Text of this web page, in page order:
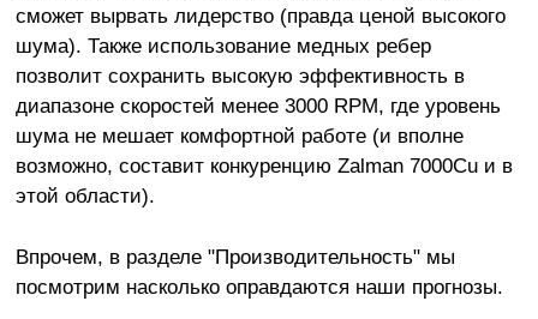
сможет вырвать лидерство (правда ценой высокого
шума). Также использование медных ребер
позволит сохранить высокую эффективность в
диапазоне скоростей менее 3000 RPM, где уровень
шума не мешает комфортной работе (и вполне
возможно, составит конкуренцию Zalman 7000Cu и в
этой области).
Впрочем, в разделе "Производительность" мы
посмотрим насколько оправдаются наши прогнозы.